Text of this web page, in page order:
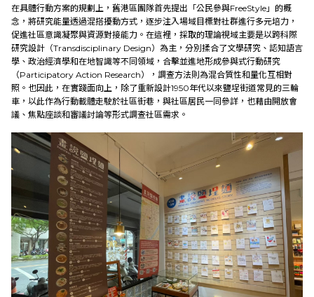
在具體行動方案的規劃上，舊港區團隊首先提出「公民參與FreeStyle」的概
念，將研究能量透過混搭擾動方式，逐步注入場域目標對社群進行多元培力，
促進社區意識凝聚與資源對接能力。在這裡，採取的理論視域主要是以跨科際
研究設計（Transdisciplinary Design）為主，分別揉合了文學研究、認知語言
學、政治經濟學和在地智識等不同領域，合擊並進地形成參與式行動研究
（Participatory Action Research），調查方法則為混合質性和量化互相對
照。也因此，在實踐面向上，除了重新設計1950年代以來鹽埕街道常見的三輪
車，以此作為行動載體走駛於社區街巷，與社區居民一同參詳，也藉由開放會
議、焦點座談和審議討論等形式調查社區需求。